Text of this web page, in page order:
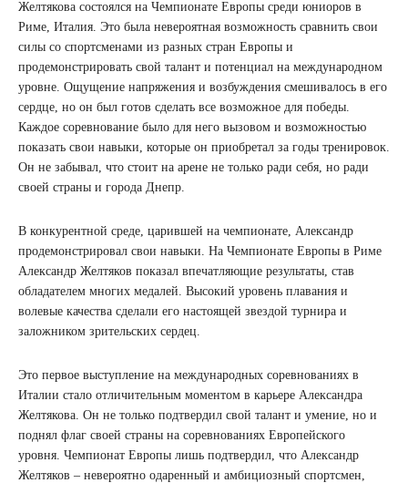
Желтякова состоялся на Чемпионате Европы среди юниоров в
Риме, Италия. Это была невероятная возможность сравнить свои
силы со спортсменами из разных стран Европы и
продемонстрировать свой талант и потенциал на международном
уровне. Ощущение напряжения и возбуждения смешивалось в его
сердце, но он был готов сделать все возможное для победы.
Каждое соревнование было для него вызовом и возможностью
показать свои навыки, которые он приобретал за годы тренировок.
Он не забывал, что стоит на арене не только ради себя, но ради
своей страны и города Днепр.
В конкурентной среде, царившей на чемпионате, Александр
продемонстрировал свои навыки. На Чемпионате Европы в Риме
Александр Желтяков показал впечатляющие результаты, став
обладателем многих медалей. Высокий уровень плавания и
волевые качества сделали его настоящей звездой турнира и
заложником зрительских сердец.
Это первое выступление на международных соревнованиях в
Италии стало отличительным моментом в карьере Александра
Желтякова. Он не только подтвердил свой талант и умение, но и
поднял флаг своей страны на соревнованиях Европейского
уровня. Чемпионат Европы лишь подтвердил, что Александр
Желтяков – невероятно одаренный и амбициозный спортсмен,